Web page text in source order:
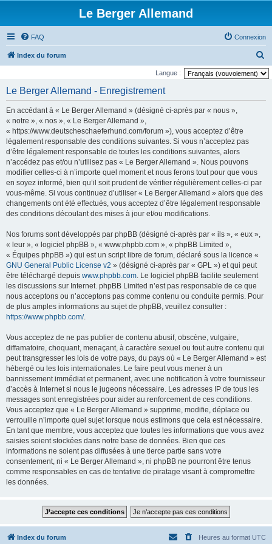
Le Berger Allemand
FAQ Connexion
Index du forum
e
Langue :
Le Berger Allemand - Enregistrement
En accédant à « Le Berger Allemand » (désigné ci-après par « nous »,
« notre », « nos », « Le Berger Allemand »,
« https://www.deutscheschaeferhund.com/forum »), vous acceptez d’être
légalement responsable des conditions suivantes. Si vous n’acceptez pas
d’être légalement responsable de toutes les conditions suivantes, alors
n’accédez pas et/ou n’utilisez pas « Le Berger Allemand ». Nous pouvons
modifier celles-ci à n’importe quel moment et nous ferons tout pour que vous
en soyez informé, bien qu’il soit prudent de vérifier régulièrement celles-ci par
vous-même. Si vous continuez d’utiliser « Le Berger Allemand » alors que des
changements ont été effectués, vous acceptez d’être légalement responsable
des conditions découlant des mises à jour et/ou modifications.
Nos forums sont développés par phpBB (désigné ci-après par « ils », « eux »,
« leur », « logiciel phpBB », « www.phpbb.com », « phpBB Limited »,
« Équipes phpBB ») qui est un script libre de forum, déclaré sous la licence «
GNU General Public License v2 » (désigné ci-après par « GPL ») et qui peut
être téléchargé depuis www.phpbb.com. Le logiciel phpBB facilite seulement
les discussions sur Internet. phpBB Limited n’est pas responsable de ce que
nous acceptons ou n’acceptons pas comme contenu ou conduite permis. Pour
de plus amples informations au sujet de phpBB, veuillez consulter :
https://www.phpbb.com/.
Vous acceptez de ne pas publier de contenu abusif, obscène, vulgaire,
diffamatoire, choquant, menaçant, à caractère sexuel ou tout autre contenu qui
peut transgresser les lois de votre pays, du pays où « Le Berger Allemand » est
hébergé ou les lois internationales. Le faire peut vous mener à un
bannissement immédiat et permanent, avec une notification à votre fournisseur
d’accès à Internet si nous le jugeons nécessaire. Les adresses IP de tous les
messages sont enregistrées pour aider au renforcement de ces conditions.
Vous acceptez que « Le Berger Allemand » supprime, modifie, déplace ou
verrouille n’importe quel sujet lorsque nous estimons que cela est nécessaire.
En tant que membre, vous acceptez que toutes les informations que vous avez
saisies soient stockées dans notre base de données. Bien que ces
informations ne soient pas diffusées à une tierce partie sans votre
consentement, ni « Le Berger Allemand », ni phpBB ne pourront être tenus
comme responsables en cas de tentative de piratage visant à compromettre
les données.
Index du forum Heures au format UTC